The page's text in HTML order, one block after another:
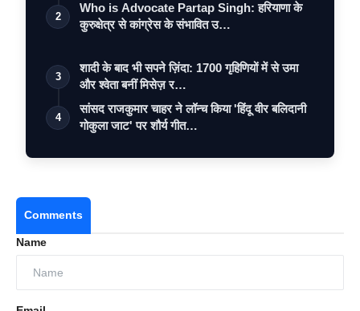
2
Who is Advocate Partap Singh: हरियाणा के
कुरुक्षेत्र से कांग्रेस के संभावित उ…
3
शादी के बाद भी सपने ज़िंदा: 1700 गृहिणियों में से उमा
और श्वेता बनीं मिसेज़ र…
4
सांसद राजकुमार चाहर ने लॉन्च किया 'हिंदू वीर बलिदानी
गोकुला जाट' पर शौर्य गीत…
Comments
Name